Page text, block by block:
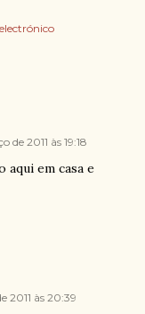
de 2011 às 19:18
aqui em casa e
2011 às 20:39